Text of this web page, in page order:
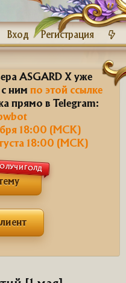
Вход Регистрация
ASGARD X уже
ним по этой ссылке
прямо в Telegram:
18:00 (МСК)
18:00 (МСК)
ГОЛД